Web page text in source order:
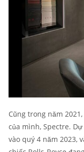
Cũng trong năm
của mình, Spectre.
vào quý 4 năm 2023,